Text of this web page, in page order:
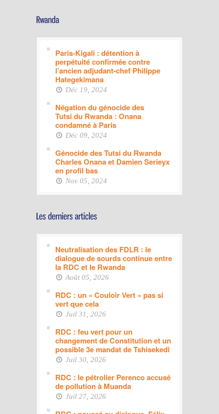
Paris-Kigali : détention à
perpétuité confirmée contre
l’ancien adjudant-chef Philippe
Hategekimana
Déc 19, 2024
Négation du génocide des
Tutsi du Rwanda : Onana
condamné à Paris
Déc 09, 2024
Génocide des Tutsi du Rwanda
Charles Onana et Damien Serieyx
en profil bas
Nov 05, 2024
Neutralisation des FDLR : le
dialogue de sourds continue entre
la RDC et le Rwanda
Août 05, 2026
RDC : un « Couloir Vert » pas si
vert que cela
Juil 31, 2026
RDC : feu vert pour un
changement de Constitution et un
possible 3e mandat de Tshisekedi
Juil 30, 2026
RDC : le pétrolier Perenco accusé
de pollution à Muanda
Juil 27, 2026